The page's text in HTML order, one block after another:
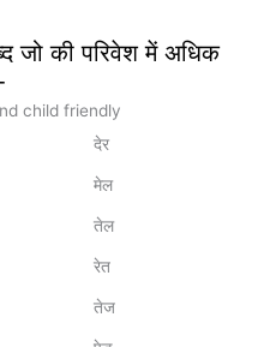
जो की परिवेश में अधिक
child friendly
देर
मेल
तेल
रेत
तेज